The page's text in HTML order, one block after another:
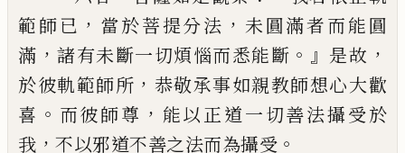
範師已 ， 當於菩提分法 ， 未圓滿者而能圓
滿 ，諸有未斷一切煩惱而悉能斷 。』 是故 ，
於彼軌範師所 ， 恭敬承事如親教師想心大歡
喜 。 而彼師尊 ， 能以正道一切善法攝受於
我 ， 不以邪道不善之法而為攝受 。